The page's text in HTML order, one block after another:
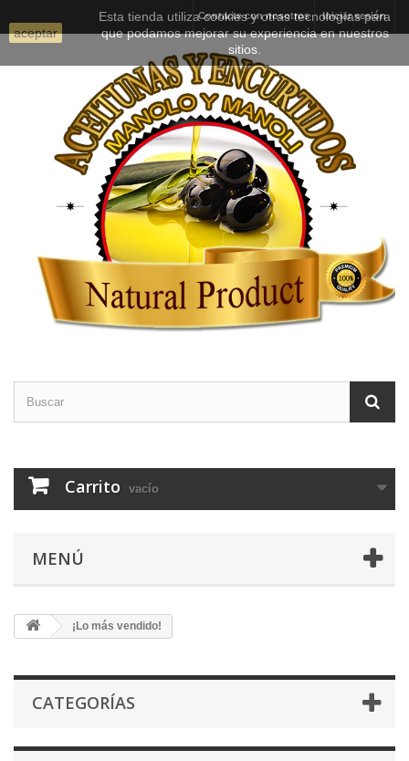
Iniciar sesión
Contacte con nosotros
Carrito vacío
MENÚ
¡Lo más vendido!
CATEGORÍAS
aceptar
Esta tienda utiliza cookies y otras tecnologías para
que podamos mejorar su experiencia en nuestros
sitios.